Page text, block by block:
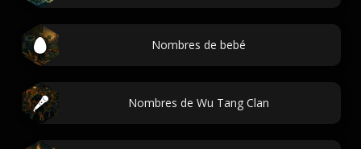
Nombres de bebé
Nombres de Wu Tang Clan